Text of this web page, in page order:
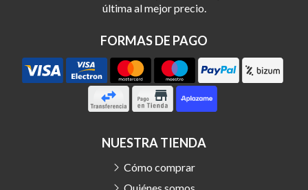
última al mejor precio.
FORMAS DE PAGO
NUESTRA TIENDA
Cómo comprar